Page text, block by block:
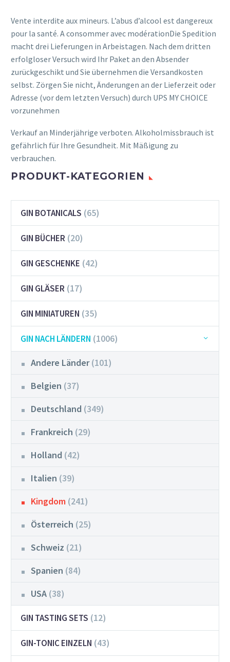
Vente interdite aux mineurs. L’abus d’alcool est dangereux
pour la santé. A consommer avec modérationDie Spedition
macht drei Lieferungen in Arbeistagen. Nach dem dritten
erfolgloser Versuch wird Ihr Paket an den Absender
zurückgeschikt und Sie übernehmen die Versandkosten
selbst. Zörgen Sie nicht, Änderungen an der Lieferzeit oder
Adresse (vor dem letzten Versuch) durch UPS MY CHOICE
vorzunehmen
Verkauf an Minderjährige verboten. Alkoholmissbrauch ist
gefährlich für Ihre Gesundheit. Mit Mäßigung zu
verbrauchen.
PRODUKT-KATEGORIEN
GIN BOTANICALS (65)
GIN BÜCHER (20)
GIN GESCHENKE (42)
GIN GLÄSER (17)
GIN MINIATUREN (35)
GIN NACH LÄNDERN (1006)
Andere Länder (101)
Belgien (37)
Deutschland (349)
Frankreich (29)
Holland (42)
Italien (39)
Kingdom (241)
Österreich (25)
Schweiz (21)
Spanien (84)
USA (38)
GIN TASTING SETS (12)
GIN-TONIC EINZELN (43)